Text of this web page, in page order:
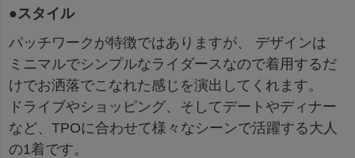
●スタイル
パッチワークが特徴ではありますが、 デザインは
ミニマルでシンプルなライダースなので着用するだ
けでお洒落でこなれた感じを演出してくれます。
ドライブやショッピング、そしてデートやディナー
など、TPOに合わせて様々なシーンで活躍する大人
の1着です。